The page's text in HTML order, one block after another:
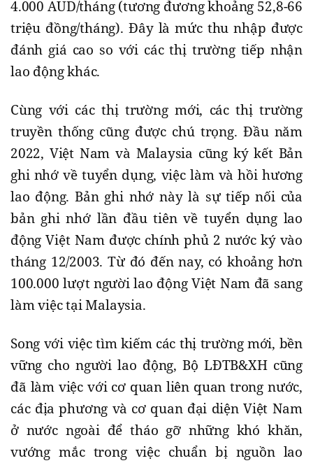
4.000 AUD/tháng (tương đương khoảng 52,8-66
triệu đồng/tháng). Đây là mức thu nhập được
đánh giá cao so với các thị trường tiếp nhận
lao động khác.
Cùng với các thị trường mới, các thị trường
truyền thống cũng được chú trọng. Đầu năm
2022, Việt Nam và Malaysia cũng ký kết Bản
ghi nhớ về tuyển dụng, việc làm và hồi hương
lao động. Bản ghi nhớ này là sự tiếp nối của
bản ghi nhớ lần đầu tiên về tuyển dụng lao
động Việt Nam được chính phủ 2 nước ký vào
tháng 12/2003. Từ đó đến nay, có khoảng hơn
100.000 lượt người lao động Việt Nam đã sang
làm việc tại Malaysia.
Song với việc tìm kiếm các thị trường mới, bền
vững cho người lao động, Bộ LĐTB&XH cũng
đã làm việc với cơ quan liên quan trong nước,
các địa phương và cơ quan đại diện Việt Nam
ở nước ngoài để tháo gỡ những khó khăn,
vướng mắc trong việc chuẩn bị nguồn lao